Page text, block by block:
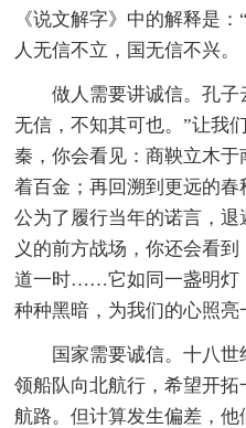
《说文解字》中的解释是：
人无信不立，国无信不兴。
做人需要讲诚信。孔子
无信，不知其可也。”让我
秦，你会看见：商鞅立木
着百金；再回溯到更远的
公为了履行当年的诺言，
义的前方战场，你还会看
道一时……它如同一盏明灯
种种黑暗，为我们的心照亮
国家需要诚信。十八世
领船队向北航行，希望开
航路。但计算发生偏差，